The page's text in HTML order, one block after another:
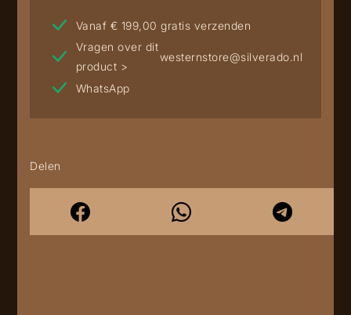
Vanaf € 199,00 gratis verzenden
Vragen over dit
product >
westernstore@silverado.nl
WhatsApp
Delen